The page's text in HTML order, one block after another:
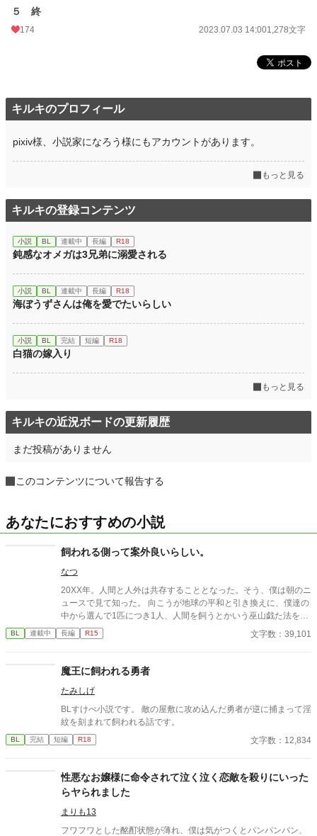
週間ポイント
月間ポイント
５ 終
174 2023.07.03 14:001,278文字
キルキのプロフィール
pixiv様、小説家になろう様にもアカウントがあります。
もっと見る
キルキの登録コンテンツ
小説 BL 連載中 長編 R18
鈍感なオメガは3兄弟に溺愛される
小説 BL 連載中 長編 R18
海ぼうずさんは俺を愛でたいらしい
小説 BL 完結 短編 R18
白猫の嫁入り
もっと見る
キルキの近況ボードの更新履歴
まだ投稿がありません
このコンテンツについて報告する
あなたにおすすめの小説
飼われる側って案外良いらしい。
なつ
20XX年。人間と人外は共存することとなった。そう、僕は朝のニ
ュースで見て知った。 向こうが地球の平和と引き換えに、僕達の
中から選んで1匹につき1人、人間を飼うとかいう巫山戯た法を提
案したようだけれど。 「まあ何も変わらない、はず…」 ちょっと
視界に映る生き物の種類が増えるだけ。そう思ってた。 ほんと
働く最下層の男。顔立ちは悪くないが、不摂生で見る影もない。
変化を嫌い、現状維持を好む。 タルア＝ミース(347) 職業不詳の
人外、Swis(スウィズ)。お金持ち。 最初は可愛いペットとしか見
ていなかったものの…？ 2025/09/12 ★1000 Thank_You!!
BL 連載中 長編 R15 文字数：39,101
魔王に飼われる勇者
たみしげ
BLすけべ小説です。 敵の屋敷に攻め込んだ勇者が逆に捕まって淫
紋を刻まれて飼われる話です。
BL 完結 短編 R18 文字数：12,834
性悪なお嬢様に命令されて泣く泣く恋敵を殺りにいった
らヤられました
まりも13
フワフワとした酩酊状態が薄れ、僕は気がつくとパンパンパン、